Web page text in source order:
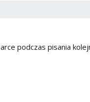
podczas pisania